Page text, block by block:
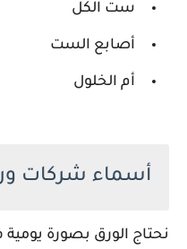
ست الكل
أصابع الست
أم الخلول
أسماء شركات
نحتاج الورق بصورة يومية